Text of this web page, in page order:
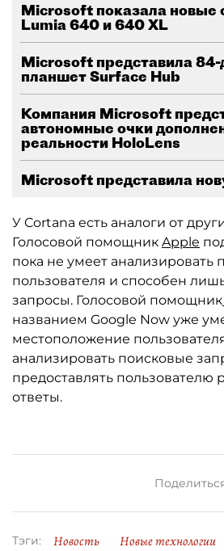
Microsoft показала
Lumia 640 и 640 XL
Microsoft представила
планшет Surface Hub
Компания Microsoft
автономные очки
реальности HoloLens
Microsoft представила
У Cortana есть аналоги от
Голосовой помощник Apple
пока не умеет анализировать
пользователя и способен
запросы. Голосовой помощник
названием Google Now уже
местоположение
анализировать поисковые
предоставлять пользователю
ответы.
Тэги: Новость Новые технологии